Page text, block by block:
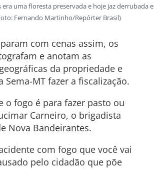
uma floresta preservada e hoje jaz derrubada e
Fernando Martinho/Repórter Brasil)
com cenas assim, os
e anotam as
da propriedade e
Sema-MT fazer a fiscalização.
o fogo é para fazer pasto ou
Carneiro, o brigadista
Nova Bandeirantes.
com fogo que você vai
pelo cidadão que põe